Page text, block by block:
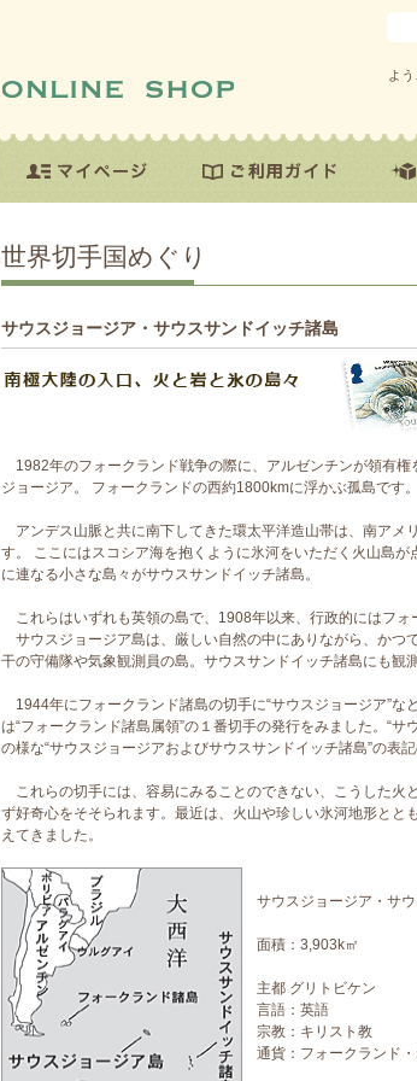
よう
世界切手国めぐり
サウスジョージア・サウスサンドイッチ諸島
1982年のフォークランド戦争の際に、アルゼンチンが領有
ジョージア。 フォークランドの西約1800kmに浮かぶ孤島です。
アンデス山脈と共に南下してきた環太平洋造山帯は、南アメ
す。 ここにはスコシア海を抱くように氷河をいただく火山島
に連なる小さな島々がサウスサンドイッチ諸島。
これらはいずれも英領の島で、1908年以来、行政的にはフォ
サウスジョージア島は、厳しい自然の中にありながら、かつ
干の守備隊や気象観測員の島。サウスサンドイッチ諸島にも観
1944年にフォークランド諸島の切手に“サウスジョージア”
は“フォークランド諸島属領”の１番切手の発行をみました。“
の様な“サウスジョージアおよびサウスサンドイッチ諸島”の表
これらの切手には、容易にみることのできない、こうした火
ず好奇心をそそられます。最近は、火山や珍しい氷河地形と
えてきました。
サウスジョージア・サ
面積：3,903k㎡
主都 グリトビケン
言語：英語
宗教：キリスト教
通貨：フォークランド・